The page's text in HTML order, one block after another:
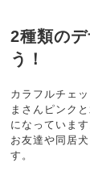
2種類の
う！
カラフルチェ
まさんピンク
になっています
お友達や同居
す。